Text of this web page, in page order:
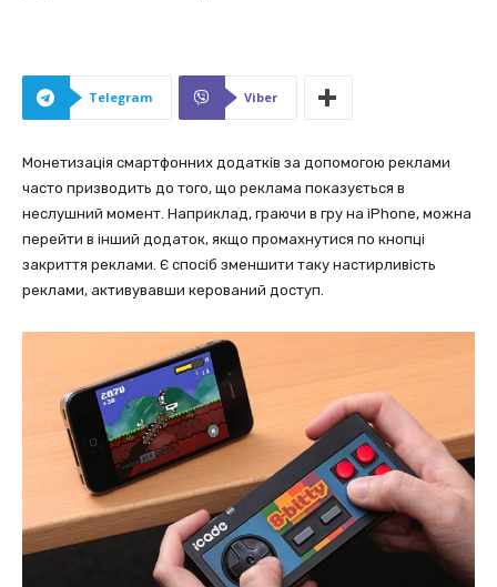
Telegram Viber
Монетизація смартфонних додатків за допомогою реклами
часто призводить до того, що реклама показується в
неслушний момент. Наприклад, граючи в гру на iPhone, можна
перейти в інший додаток, якщо промахнутися по кнопці
закриття реклами. Є спосіб зменшити таку настирливість
реклами, активувавши керований доступ.